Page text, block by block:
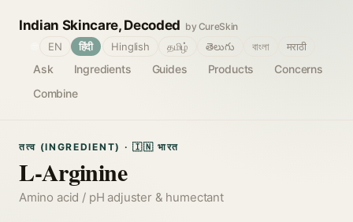
Indian Skincare, Decoded by CureSkin
Ask Ingredients Guides Products
Concerns
Combine
EN हिंदी Hinglish தமிழ் తెలుగు বাংলা मराठी
तत्व (INGREDIENT) · 🇮🇳 भारत
L-Arginine
Amino acid / pH adjuster & humectant